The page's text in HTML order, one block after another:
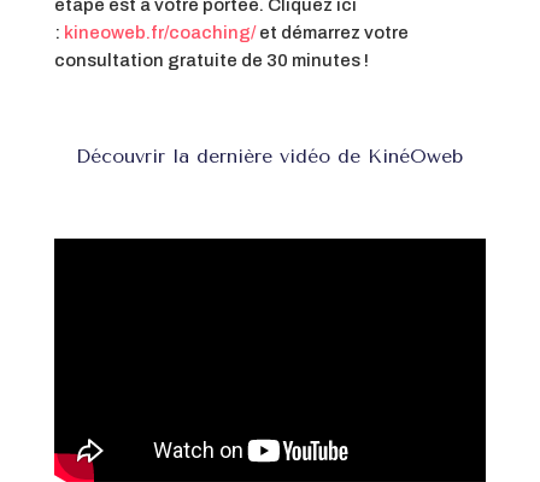
étape est à votre portée. Cliquez ici
: kineoweb.fr/coaching/ et démarrez votre
consultation gratuite de 30 minutes !
Découvrir la dernière vidéo de KinéOweb